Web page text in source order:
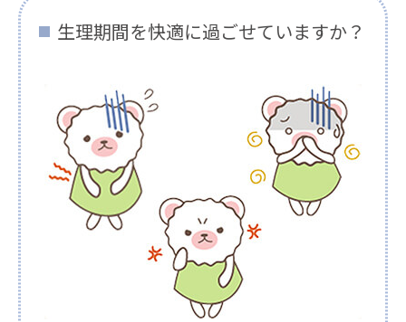
生理期間を快適に過ごせていますか？